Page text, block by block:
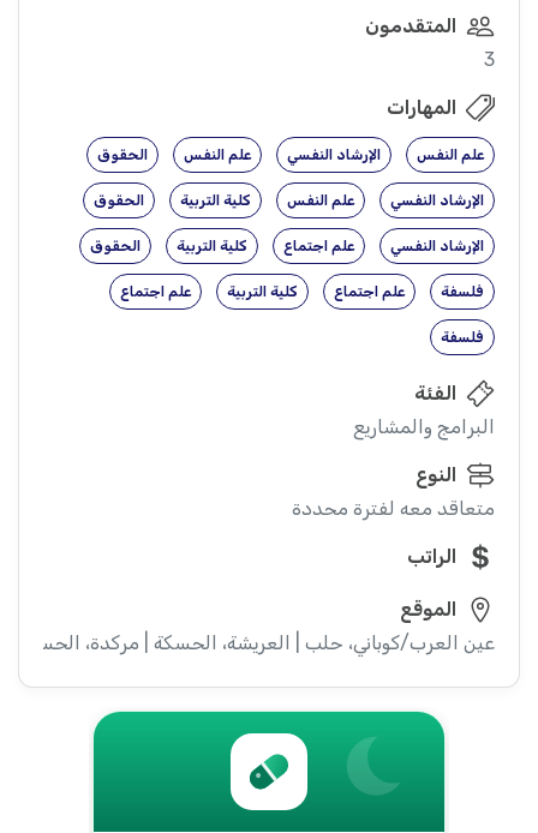
المتقدمون
3
المهارات
علم النفس الإرشاد النفسي علم النفس الحقوق
الإرشاد النفسي علم النفس كلية التربية الحقوق
الإرشاد النفسي علم اجتماع كلية التربية الحقوق
فلسفة علم اجتماع كلية التربية علم اجتماع
فلسفة
الفئة
البرامج والمشاريع
النوع
متعاقد معه لفترة محددة
الراتب
الموقع
عين العرب/كوباني، حلب | العريشة، الحسكة | مركدة، الحسكة